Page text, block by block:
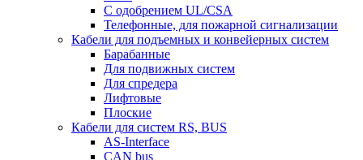
С одобрением UL/CSA
Телефонные, для пожарной сигнализации
Кабели для подъемных и конвейерных систем
Барабанные
Для подвижных систем
Для спредера
Лифтовые
Плоские
Кабели для систем RS, BUS
AS-Interface
CAN bus